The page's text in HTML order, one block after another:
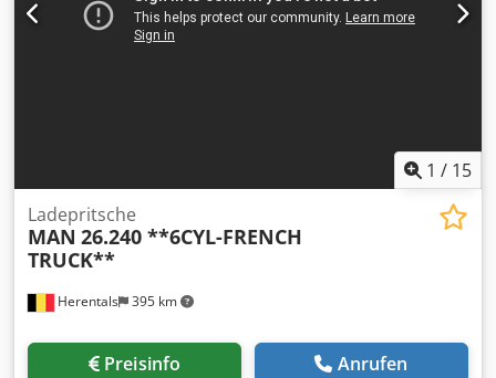
1 / 15
Herentals 395 km
Ladepritsche
MAN 26.240 **6CYL-FRENCH
TRUCK**
Preisinfo Anrufen